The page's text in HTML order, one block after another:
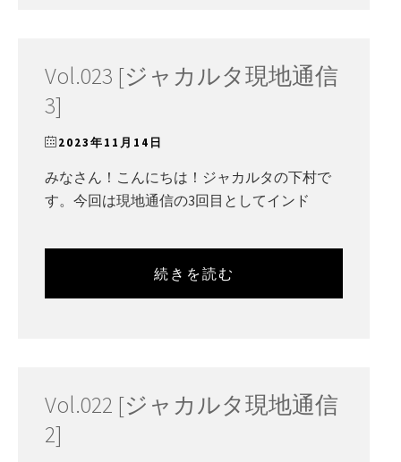
Vol.023 [ジャカルタ現地通信
3]
2023年11月14日
みなさん！こんにちは！ジャカルタの下村で
す。今回は現地通信の3回目としてインド
続きを読む
Vol.022 [ジャカルタ現地通信
2]